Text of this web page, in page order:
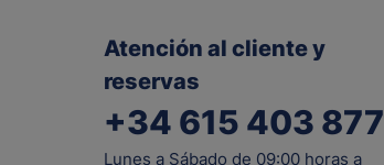
Atención al cliente y
reservas
+34 615 403 877
Lunes a Sábado de 09:00 horas a